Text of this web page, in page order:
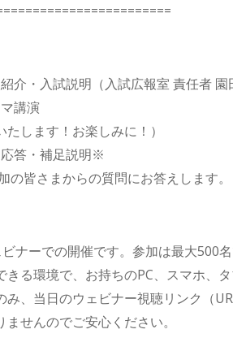
・入試説明（入試広報室 責任者 園
講演
たします！お楽しみに！）
答・補足説明※
皆さまからの質問にお答えします。
ナーでの開催です。参加は最大500名
きる環境で、お持ちのPC、スマホ、
、当日のウェビナー視聴リンク（
せんのでご安心ください。